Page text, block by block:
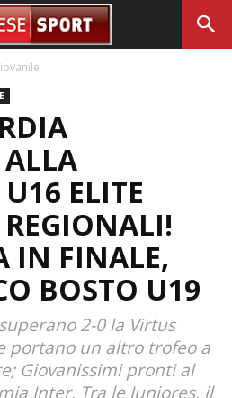
ELITE
IN FINALE,
BOSTO U19
2-0 la Virtus
portano un altro trofeo a
Giovanissimi pronti al
Inter. Tra le Juniores, il